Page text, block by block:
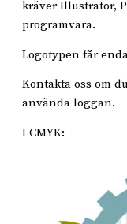
kräver Illustrator,
programvara.
Logotypen får
Kontakta oss om
använda loggan.
I CMYK: